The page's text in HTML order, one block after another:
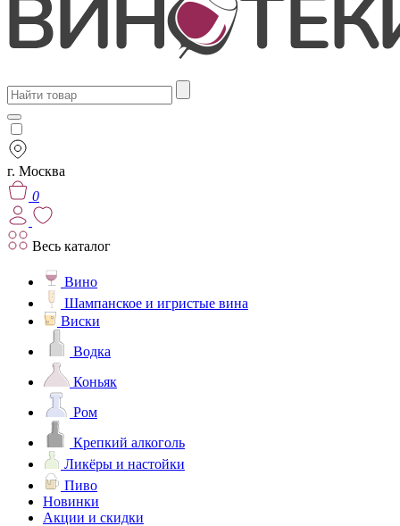
г. Москва
0
Весь каталог
Вино
Шампанское и игристые вина
Виски
Водка
Коньяк
Ром
Крепкий алкоголь
Ликёры и настойки
Пиво
Новинки
Акции и скидки